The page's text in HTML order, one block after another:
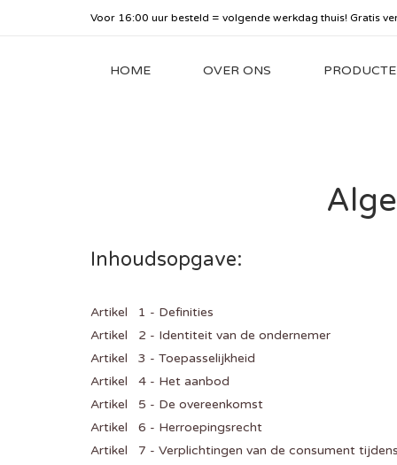
Voor 16:00 uur besteld = volgende werkdag thuis! Gratis
HOME OVER ONS
Inhoudsopgave:
Artikel 1 - Definities
Artikel 2 - Identiteit van de ondernemer
Artikel 3 - Toepasselijkheid
Artikel 4 - Het aanbod
Artikel 5 - De overeenkomst
Artikel 6 - Herroepingsrecht
Artikel 7 - Verplichtingen van de consument